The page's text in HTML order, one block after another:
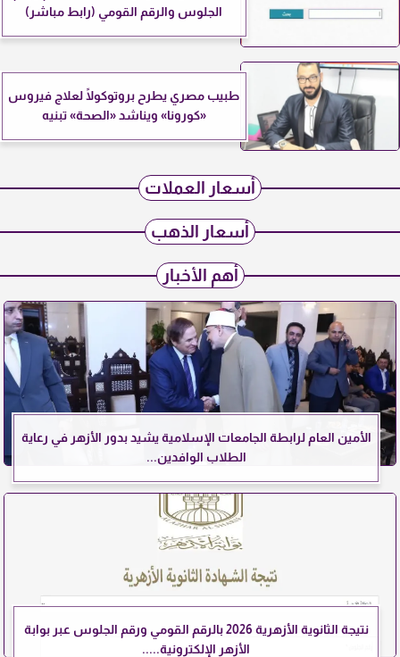
الجلوس والرقم القومي (رابط مباشر)
طبيب مصري يطرح بروتوكولًا لعلاج فيروس
«كورونا» ويناشد «الصحة» تبنيه
أسعار العملات
أسعار الذهب
أهم الأخبار
الأمين العام لرابطة الجامعات الإسلامية يشيد بدور الأزهر في رعاية
الطلاب الوافدين...
نتيجة الثانوية الأزهرية 2026 بالرقم القومي ورقم الجلوس عبر بوابة
الأزهر الإلكترونية.....